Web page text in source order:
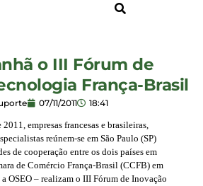
o III Fórum de
França-Brasil
07/11/2011 18:41
empresas francesas e brasileiras,
reúnem-se em São Paulo (SP)
de cooperação entre os dois países em
de Comércio França-Brasil (CCFB) em
OSEO – realizam o III Fórum de Inovação